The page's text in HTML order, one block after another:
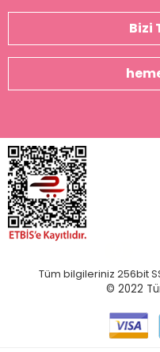
Bizi
Tüm bilgileriniz 256bit
© 2022